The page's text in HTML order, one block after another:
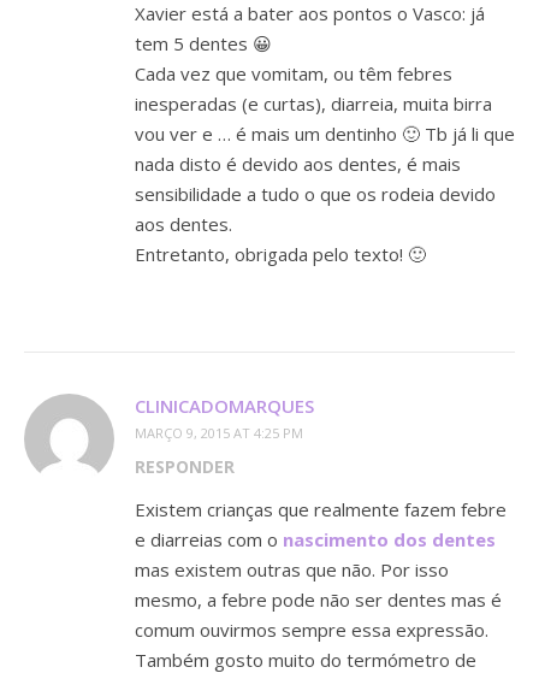
Xavier está a bater aos pontos o Vasco: já
tem 5 dentes 😀
Cada vez que vomitam, ou têm febres
inesperadas (e curtas), diarreia, muita birra
vou ver e … é mais um dentinho 🙂 Tb já li que
nada disto é devido aos dentes, é mais
sensibilidade a tudo o que os rodeia devido
aos dentes.
Entretanto, obrigada pelo texto! 🙂
CLINICADOMARQUES
MARÇO 9, 2015 AT 4:25 PM
RESPONDER
Existem crianças que realmente fazem febre
e diarreias com o nascimento dos dentes
mas existem outras que não. Por isso
mesmo, a febre pode não ser dentes mas é
comum ouvirmos sempre essa expressão.
Também gosto muito do termómetro de